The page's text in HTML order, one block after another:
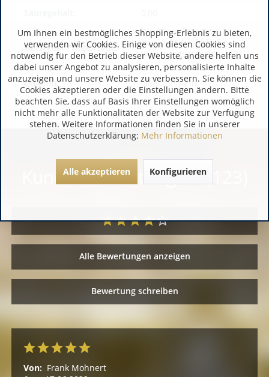
Hersteller / Importeur:
WeinhausBrogsitter
DE 53501 Grafschaft
www.brogsitter.de
Qualität: Qualitätswein
Kundenbewertungen (123)
Alle Bewertungen anzeigen
Bewertung schreiben
Von: Frank Mohnert
Um Ihnen ein bestmögliches Shopping-Erlebnis zu bieten,
verwenden wir Cookies. Einige von diesen Cookies sind
notwendig für den Betrieb dieser Website, andere helfen uns
dabei unser Angebot zu analysieren, personalisierte Inhalte
anzuzeigen und unsere Website zu verbessern. Sie können die
Cookies akzeptieren oder die Einstellungen ändern. Bitte
beachten Sie, dass auf Basis Ihrer Einstellungen womöglich
nicht mehr alle Funktionalitäten der Website zur Verfügung
stehen. Weitere Informationen finden Sie in unserer
Datenschutzerklärung: Mehr Informationen
Alle akzeptieren Konfigurieren